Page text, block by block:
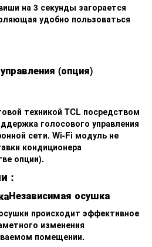
на 3 секунды загорается
удобно пользоваться
(опция)
техникой TCL посредством
голосового управления
сети. Wi-Fi модуль не
кондиционера
опции).
:
Независимая осушка
происходит эффективное
изменения
помещении.